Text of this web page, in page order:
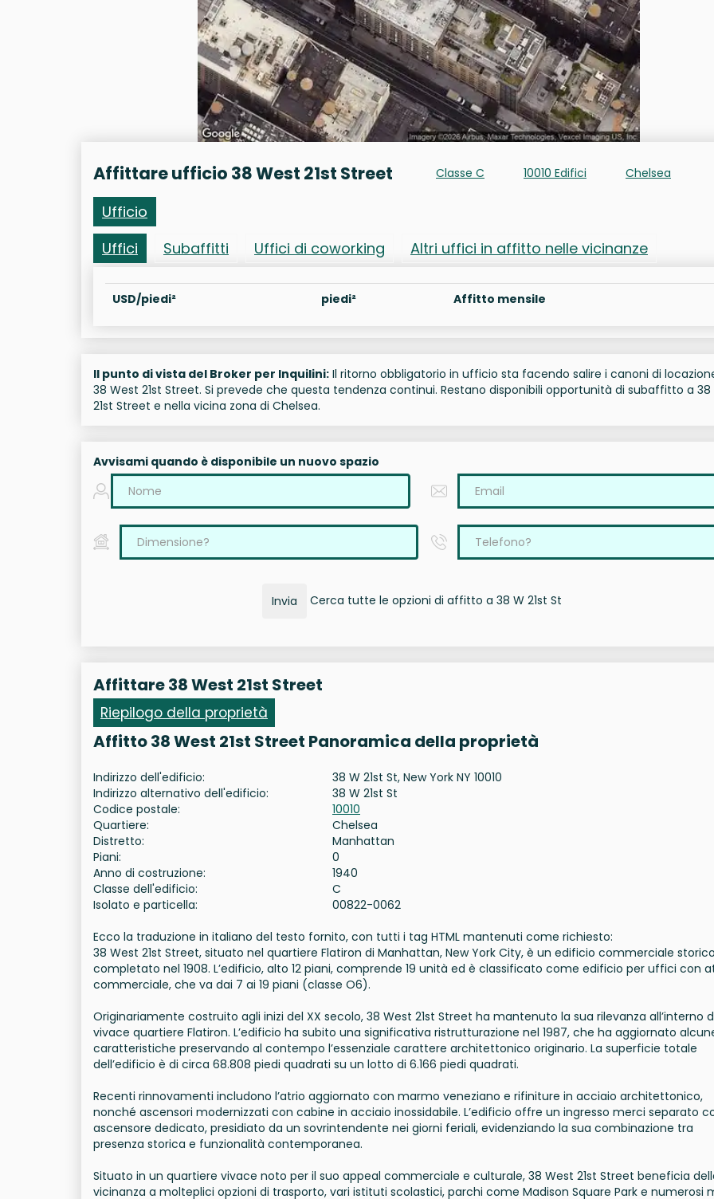
Affittare ufficio 38 West 21st Street Classe C 10010 Edifici Chelsea
Ufficio
Uffici
Subaffitti Uffici di coworking Altri uffici in affitto nelle vicinanze
USD/piedi² piedi² Affitto mensile
Il punto di vista del Broker per Inquilini: Il ritorno obbligatorio in ufficio sta facendo salire i canoni di
38 West 21st Street. Si prevede che questa tendenza continui. Restano disponibili opportunità di subaffitto a 38
21st Street e nella vicina zona di Chelsea.
Avvisami quando è disponibile un nuovo spazio
Invia Cerca tutte le opzioni di affitto a 38 W 21st St
Affittare 38 West 21st Street
Riepilogo della proprietà
Affitto 38 West 21st Street Panoramica della proprietà
Indirizzo dell'edificio:
38 W 21st St, New York NY 10010
Indirizzo alternativo dell'edificio:
38 W 21st St
Codice postale:
10010
Quartiere:
Chelsea
Distretto:
Manhattan
Piani:
0
Anno di costruzione:
1940
Classe dell'edificio:
C
Isolato e particella:
00822-0062
Ecco la traduzione in italiano del testo fornito, con tutti i tag HTML mantenuti come richiesto:
38 West 21st Street, situato nel quartiere Flatiron di Manhattan, New York City, è un edificio commerciale storico
completato nel 1908. L’edificio, alto 12 piani, comprende 19 unità ed è classificato come edificio per uffici con
commerciale, che va dai 7 ai 19 piani (classe O6).
Originariamente costruito agli inizi del XX secolo, 38 West 21st Street ha mantenuto la sua rilevanza all’interno
vivace quartiere Flatiron. L’edificio ha subito una significativa ristrutturazione nel 1987, che ha aggiornato
caratteristiche preservando al contempo l’essenziale carattere architettonico originario. La superficie totale
dell’edificio è di circa 68.808 piedi quadrati su un lotto di 6.166 piedi quadrati.
Recenti rinnovamenti includono l’atrio aggiornato con marmo veneziano e rifiniture in acciaio architettonico,
nonché ascensori modernizzati con cabine in acciaio inossidabile. L’edificio offre un ingresso merci separato
ascensore dedicato, presidiato da un sovrintendente nei giorni feriali, evidenziando la sua combinazione tra
presenza storica e funzionalità contemporanea.
Situato in un quartiere vivace noto per il suo appeal commerciale e culturale, 38 West 21st Street beneficia
vicinanza a molteplici opzioni di trasporto, vari istituti scolastici, parchi come Madison Square Park e numerosi